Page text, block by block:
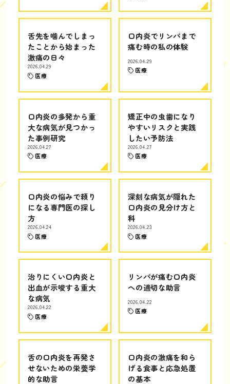
舌先を噛んでしまっ
たことから始まった
激痛の日々
2026.04.29
医療
口内炎でリンパまで
痛む時の私の体験
2026.04.29
医療
口内炎の多発から重
大な病気が見つかっ
た事例研究
2026.04.27
医療
矯正中の虫歯になり
やすいリスクと実践
したい予防法
2026.04.27
医療
口内炎の悩みで頼り
になる専門医の探し
方
2026.04.24
医療
深刻な病気が隠れた
口内炎の見分け方と
科
2026.04.23
医療
治りにくい口内炎と
出血が示唆する重大
な病気
2026.04.22
医療
リンパが痛む口内炎
への適切な助言
2026.04.22
医療
舌の口内炎を再発さ
せないための栄養学
的な助言
口内炎の激痛を和ら
げる食事と応急処置
の基本